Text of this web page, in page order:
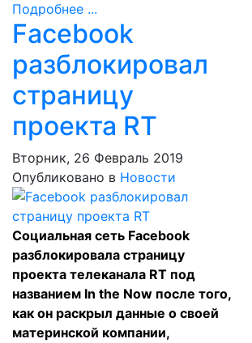
Подробнее ...
Facebook
разблокировал
страницу
проекта RT
Вторник, 26 Февраль 2019
Опубликовано в Новости
Социальная сеть Facebook
разблокировала страницу
проекта телеканала RT под
названием In the Now после того,
как он раскрыл данные о своей
материнской компании,